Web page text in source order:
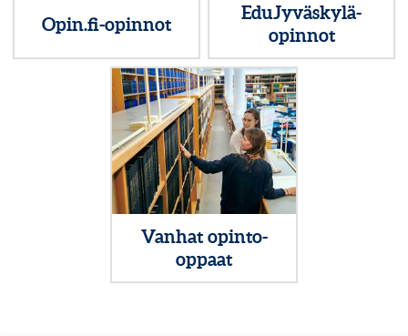
Opin.fi-opinnot
EduJyväskylä-
opinnot
Vanhat opinto-
oppaat